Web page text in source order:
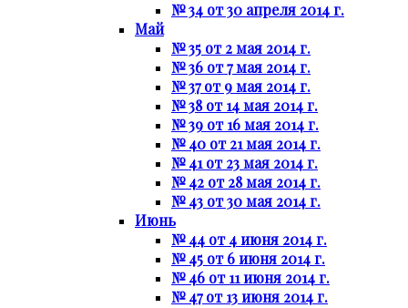
№ 34 от 30 апреля 2014 г.
Май
№ 35 от 2 мая 2014 г.
№ 36 от 7 мая 2014 г.
№ 37 от 9 мая 2014 г.
№ 38 от 14 мая 2014 г.
№ 39 от 16 мая 2014 г.
№ 40 от 21 мая 2014 г.
№ 41 от 23 мая 2014 г.
№ 42 от 28 мая 2014 г.
№ 43 от 30 мая 2014 г.
Июнь
№ 44 от 4 июня 2014 г.
№ 45 от 6 июня 2014 г.
№ 46 от 11 июня 2014 г.
№ 47 от 13 июня 2014 г.